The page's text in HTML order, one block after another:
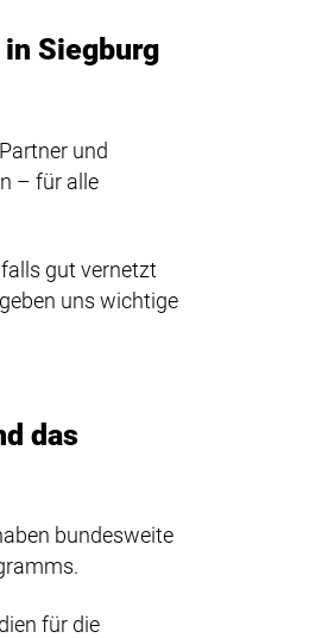
Siegburg
und
– für alle
gut vernetzt
uns wichtige
das
bundesweite
für die